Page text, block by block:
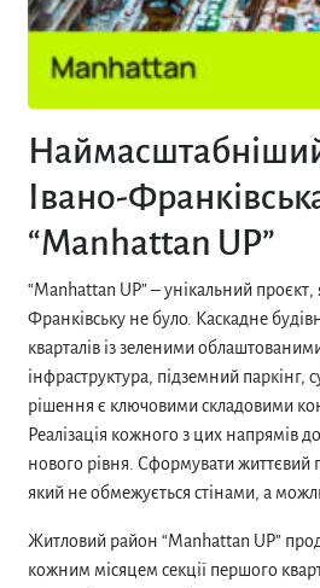
Івано-
“Manhattan UP”
“Manhattan UP”–унікальний проєкт,
Франківську не було. Каскадне
кварталів із зеленими
інфраструктура, підземний паркінг,
рішення є ключовими складовими
Реалізація кожного з цих напрямів
нового рівня. Сформувати життєвий
який не обмежується стінами, а
Житловий район “Manhattan UP”
кожним місяцем секції першого